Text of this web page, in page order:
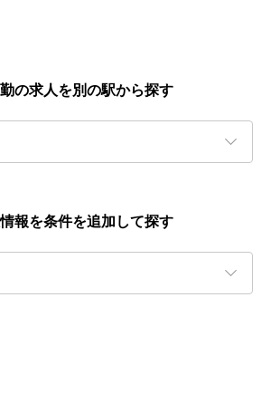
の求人を別の駅から探す
報を条件を追加して探す